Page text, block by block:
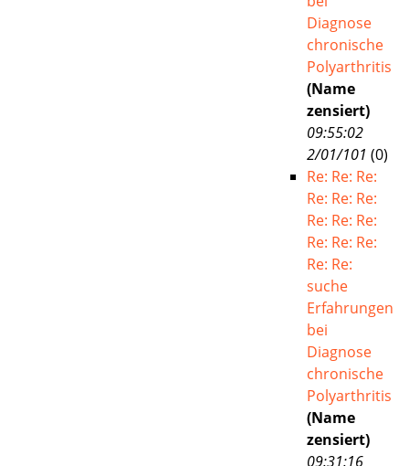
Diagnose
chronische
Polyarthritis
(Name
zensiert)
09:55:02
2/01/101 (0)
Re: Re: Re:
Re: Re: Re:
Re: Re: Re:
Re: Re: Re:
Re: Re:
suche
Erfahrungen
bei
Diagnose
chronische
Polyarthritis
(Name
zensiert)
09:31:16